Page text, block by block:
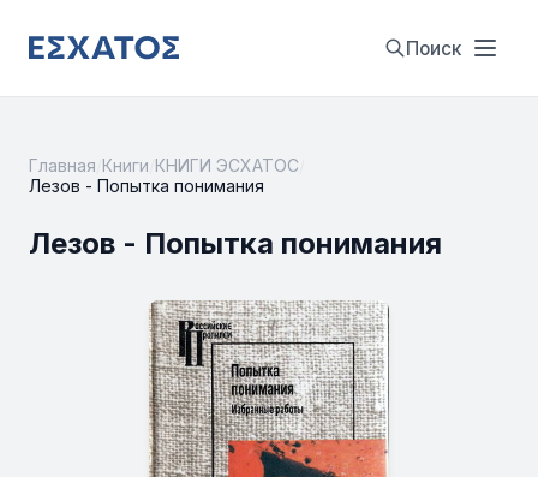
Поиск
Главная Книги КНИГИ ЭСХАТОС
Лезов - Попытка понимания
Лезов - Попытка понимания